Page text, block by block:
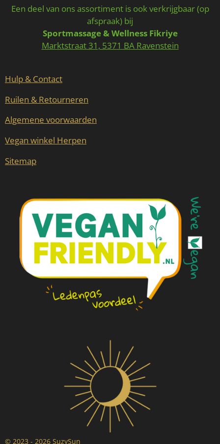
c
e
b
o
o
k
s
t
a
g
r
a
Een deel van ons assortiment is ook verkrijgbaar (op
afspraak) bij
Sportmassage & Wellness Fikriye
Marktstraat 31, 5371 BA Ravenstein
Hulp & Contact
Ruilen & Retourneren
Algemene voorwaarden
Vegan winkel Herpen
Sitemap
© 2023 - 2026 SuzySun